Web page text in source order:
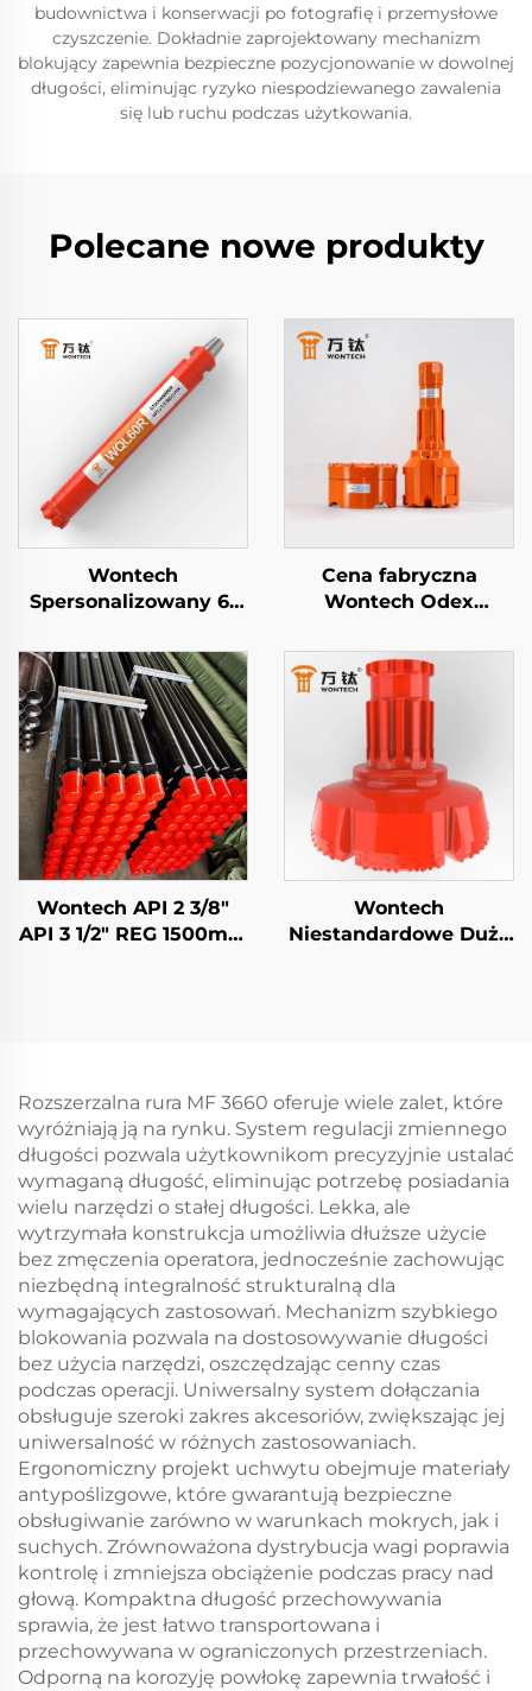
budownictwa i konserwacji po fotografię i przemysłowe
czyszczenie. Dokładnie zaprojektowany mechanizm
blokujący zapewnia bezpieczne pozycjonowanie w dowolnej
długości, eliminując ryzyko niespodziewanego zawalenia
się lub ruchu podczas użytkowania.
Polecane nowe produkty
Wontech
Spersonalizowany 6"
DHD360 SD60 API 3 1/2
REG PIN do studni
wodnych i wybuchów
Cena fabryczna
Wontech Odex
Koncentryczny Wiertło
DTH do studni
wodnych Wiercenie
Geotermalne
Wontech API 2 3/8"
API 3 1/2" REG 1500mm
Wontech
Niestandardowe Duże
Rozszerzalna rura MF 3660 oferuje wiele zalet, które
wyróżniają ją na rynku. System regulacji zmiennego
długości pozwala użytkownikom precyzyjnie ustalać
wymaganą długość, eliminując potrzebę posiadania
wielu narzędzi o stałej długości. Lekka, ale
wytrzymała konstrukcja umożliwia dłuższe użycie
bez zmęczenia operatora, jednocześnie zachowując
niezbędną integralność strukturalną dla
wymagających zastosowań. Mechanizm szybkiego
blokowania pozwala na dostosowywanie długości
bez użycia narzędzi, oszczędzając cenny czas
podczas operacji. Uniwersalny system dołączania
obsługuje szeroki zakres akcesoriów, zwiększając jej
uniwersalność w różnych zastosowaniach.
Ergonomiczny projekt uchwytu obejmuje materiały
antypoślizgowe, które gwarantują bezpieczne
obsługiwanie zarówno w warunkach mokrych, jak i
suchych. Zrównoważona dystrybucja wagi poprawia
kontrolę i zmniejsza obciążenie podczas pracy nad
głową. Kompaktna długość przechowywania
sprawia, że jest łatwo transportowana i
przechowywana w ograniczonych przestrzeniach.
Odporną na korozyję powłokę zapewnia trwałość i